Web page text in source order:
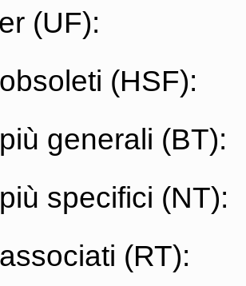
(UF):
(HSF):
generali (BT):
specifici (NT):
(RT):